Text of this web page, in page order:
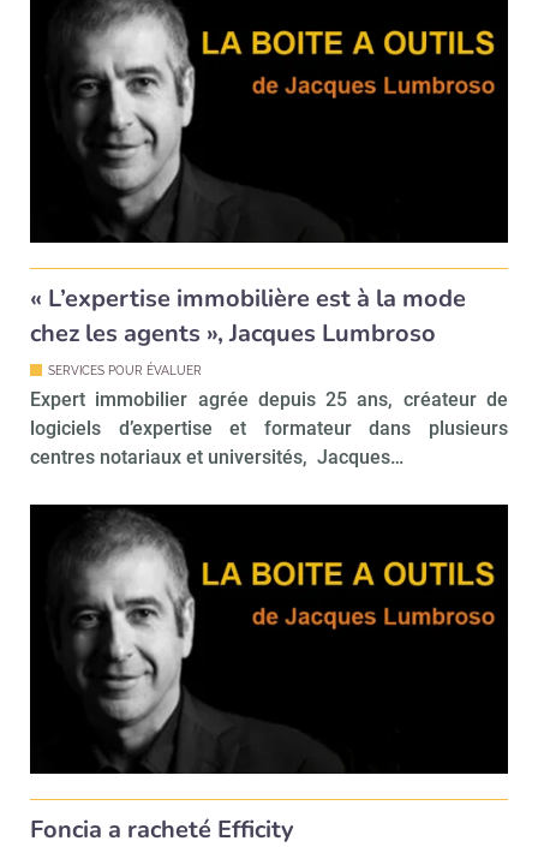
« L’expertise immobilière est à la mode
chez les agents », Jacques Lumbroso
SERVICES POUR ÉVALUER
Expert immobilier agrée depuis 25 ans, créateur de
logiciels d’expertise et formateur dans plusieurs
centres notariaux et universités, Jacques…
Foncia a racheté Efficity
Non merci, je reçois déjà
Je déciderai plus